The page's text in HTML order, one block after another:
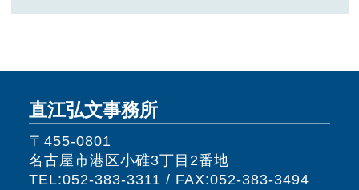
直江弘文事務所
〒455-0801
名古屋市港区小碓3丁目2番地
TEL:052-383-3311 / FAX:052-383-3494